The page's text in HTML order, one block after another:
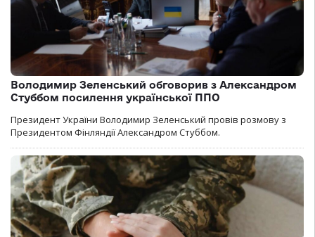
Володимир Зеленський обговорив з Александром
Стуббом посилення української ППО
Президент України Володимир Зеленський провів розмову з
Президентом Фінляндії Александром Стуббом.